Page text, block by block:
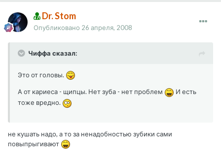
Dr. Stom
Опубликовано 26 апреля, 2008
Чиффа сказал:
Это от головы.
А от кариеса - щипцы. Нет зуба - нет проблем
И есть
тоже вредно.
не кушать надо, а то за ненадобностью зубики сами
повыпрыгивают